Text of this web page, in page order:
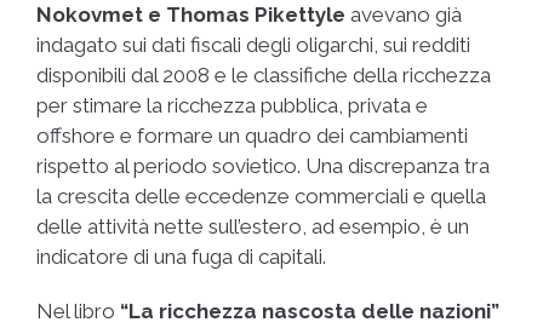
Nokovmet e Thomas Pikettyle avevano già
indagato sui dati fiscali degli oligarchi, sui redditi
disponibili dal 2008 e le classifiche della ricchezza
per stimare la ricchezza pubblica, privata e
offshore e formare un quadro dei cambiamenti
rispetto al periodo sovietico. Una discrepanza tra
la crescita delle eccedenze commerciali e quella
delle attività nette sull’estero, ad esempio, è un
indicatore di una fuga di capitali.
Nel libro “La ricchezza nascosta delle nazioni”